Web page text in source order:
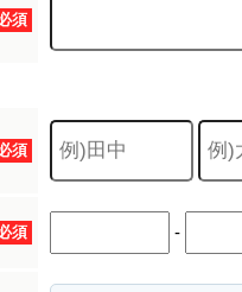
須
須
須 -